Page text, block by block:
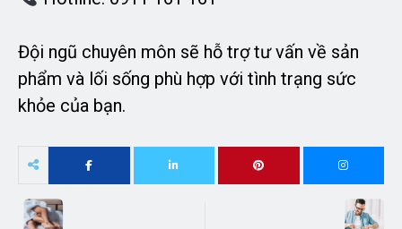
Đội ngũ chuyên môn sẽ hỗ trợ tư vấn về sản
phẩm và lối sống phù hợp với tình trạng sức
khỏe của bạn.